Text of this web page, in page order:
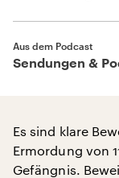
Aus dem Podcast
Sendungen &
Es sind klare
Ermordung von
Gefängnis.